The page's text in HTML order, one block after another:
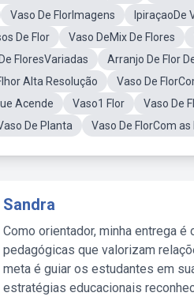
Vaso De FlorImagens IpiraçaoDe
De Flor
Vaso DeMix De Flores
FloresVariadas
Arranjo De Flor
Alta Resolução
Vaso De
Acende
Vaso1 Flor Vaso De
De Planta
Vaso De FlorCom as
Sandra
Como orientador, minha entrega
pedagógicas que valorizam
meta é guiar os estudantes em
estratégias educacionais